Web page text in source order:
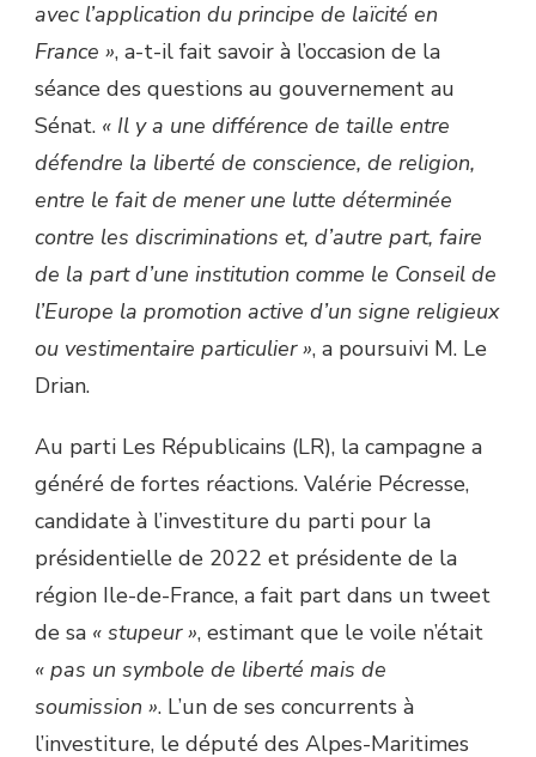
avec l’application du principe de laïcité en
France », a-t-il fait savoir à l’occasion de la
séance des questions au gouvernement au
Sénat. « Il y a une différence de taille entre
défendre la liberté de conscience, de religion,
entre le fait de mener une lutte déterminée
contre les discriminations et, d’autre part, faire
de la part d’une institution comme le Conseil de
l’Europe la promotion active d’un signe religieux
ou vestimentaire particulier », a poursuivi M. Le
Drian.
Au parti Les Républicains (LR), la campagne a
généré de fortes réactions. Valérie Pécresse,
candidate à l’investiture du parti pour la
présidentielle de 2022 et présidente de la
région Ile-de-France, a fait part dans un tweet
de sa « stupeur », estimant que le voile n’était
« pas un symbole de liberté mais de
soumission ». L’un de ses concurrents à
l’investiture, le député des Alpes-Maritimes